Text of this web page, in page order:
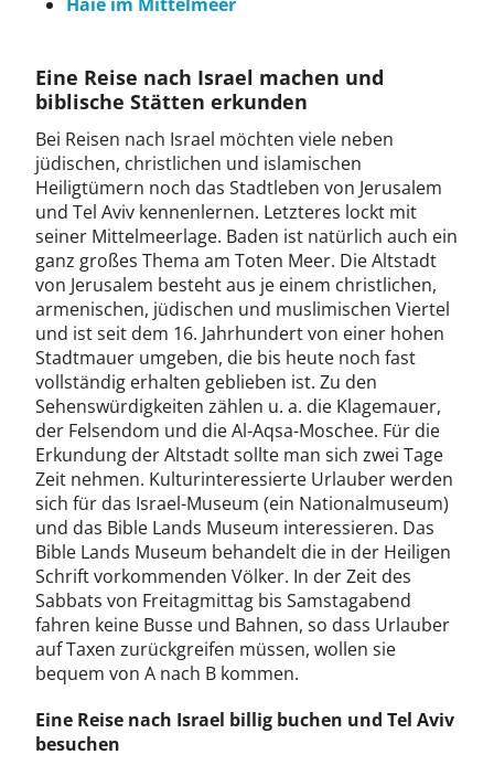
Eine Reise nach Israel machen und
biblische Stätten erkunden
Bei Reisen nach Israel möchten viele neben
jüdischen, christlichen und islamischen
Heiligtümern noch das Stadtleben von Jerusalem
und Tel Aviv kennenlernen. Letzteres lockt mit
seiner Mittelmeerlage. Baden ist natürlich auch ein
ganz großes Thema am Toten Meer. Die Altstadt
von Jerusalem besteht aus je einem christlichen,
armenischen, jüdischen und muslimischen Viertel
und ist seit dem 16. Jahrhundert von einer hohen
Stadtmauer umgeben, die bis heute noch fast
vollständig erhalten geblieben ist. Zu den
Sehenswürdigkeiten zählen u. a. die Klagemauer,
der Felsendom und die Al-Aqsa-Moschee. Für die
Erkundung der Altstadt sollte man sich zwei Tage
Zeit nehmen. Kulturinteressierte Urlauber werden
sich für das Israel-Museum (ein Nationalmuseum)
und das Bible Lands Museum interessieren. Das
Bible Lands Museum behandelt die in der Heiligen
Schrift vorkommenden Völker. In der Zeit des
Sabbats von Freitagmittag bis Samstagabend
fahren keine Busse und Bahnen, so dass Urlauber
auf Taxen zurückgreifen müssen, wollen sie
bequem von A nach B kommen.
Eine Reise nach Israel billig buchen und Tel Aviv
besuchen